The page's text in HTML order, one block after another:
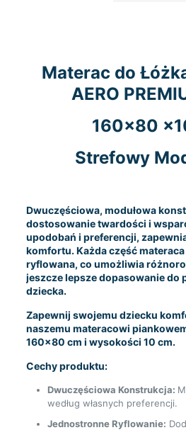
Materac do
AERO
160×80
Strefowy
Dwuczęściowa, modułowa
dostosowanie twardości i
upodobań i preferencji,
komfortu. Każda część
ryflowana, co umożliwia
jeszcze lepsze dopasowanie do
dziecka.
Zapewnij swojemu dziecku
naszemu materacowi
160×80 cm i wysokości 10 cm.
Cechy produktu:
Dwuczęściowa Konstrukcja:
według własnych preferencji.
Jednostronne Ryflowanie: